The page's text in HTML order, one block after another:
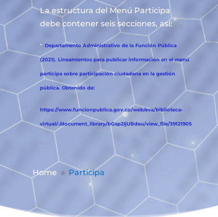
La estructura del Menú Participa
debe contener seis secciones, así:
* Departamento Administrativo de la Función Pública
(2021). Lineamientos para publicar información en el menú
participa sobre participación ciudadana en la gestión
pública. Obtenido de:
https://www.funcionpublica.gov.co/web/eva/biblioteca-
virtual/-/document_library/bGsp2IjUBdeu/view_file/39121905
Home 9 Participa